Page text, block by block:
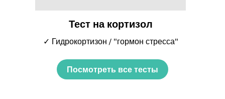
Тест на кортизол
✓ Гидрокортизон / "гормон стресса"
Посмотреть все тесты